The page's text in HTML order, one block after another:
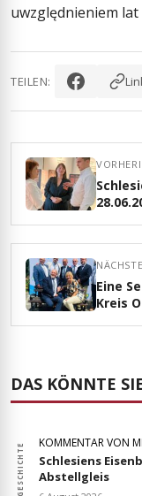
uwzględnieniem lat
TEILEN:
Eine
Kreis
DAS KÖNNTE
GESCHICHTE KOMMENTAR VON
Schlesiens
Abstellgleis